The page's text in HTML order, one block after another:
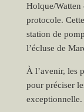
Holque/Watten
protocole.
station de
l’écluse de
À l’avenir, les
pour préciser
exceptionnelle.